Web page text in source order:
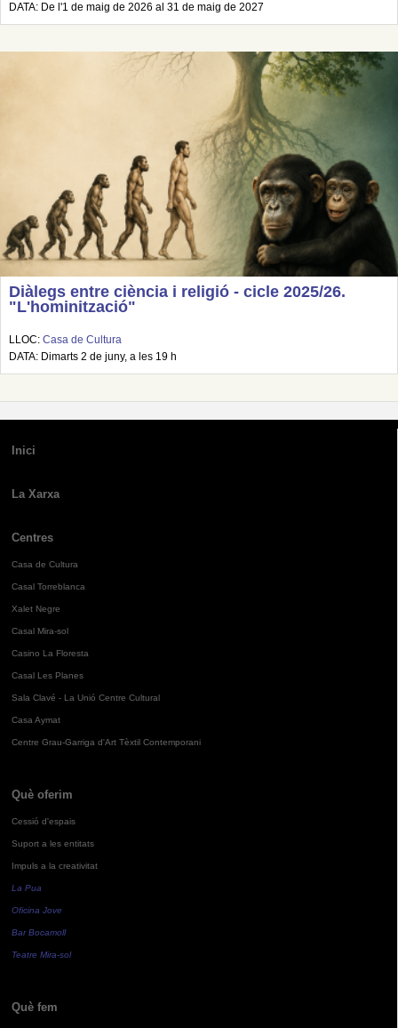
DATA: De l'1 de maig de 2026 al 31 de maig de 2027
Diàlegs entre ciència i religió - cicle 2025/26.
"L'hominització"
LLOC: Casa de Cultura
DATA: Dimarts 2 de juny, a les 19 h
Inici
La Xarxa
Centres
Casa de Cultura
Casal Torreblanca
Xalet Negre
Casal Mira-sol
Casino La Floresta
Casal Les Planes
Sala Clavé - La Unió Centre Cultural
Casa Aymat
Centre Grau-Garriga d'Art Tèxtil Contemporani
Què oferim
Cessió d'espais
Suport a les entitats
Impuls a la creativitat
La Pua
Oficina Jove
Bar Bocamoll
Teatre Mira-sol
Què fem